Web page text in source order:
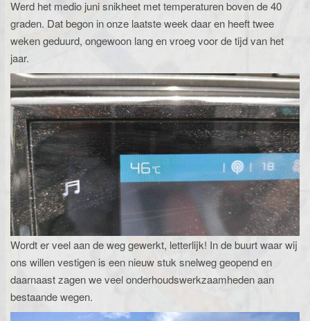
Werd het medio juni snikheet met temperaturen boven de 40
graden. Dat begon in onze laatste week daar en heeft twee
weken geduurd, ongewoon lang en vroeg voor de tijd van het
jaar.
Wordt er veel aan de weg gewerkt, letterlijk! In de buurt waar wij
ons willen vestigen is een nieuw stuk snelweg geopend en
daarnaast zagen we veel onderhoudswerkzaamheden aan
bestaande wegen.